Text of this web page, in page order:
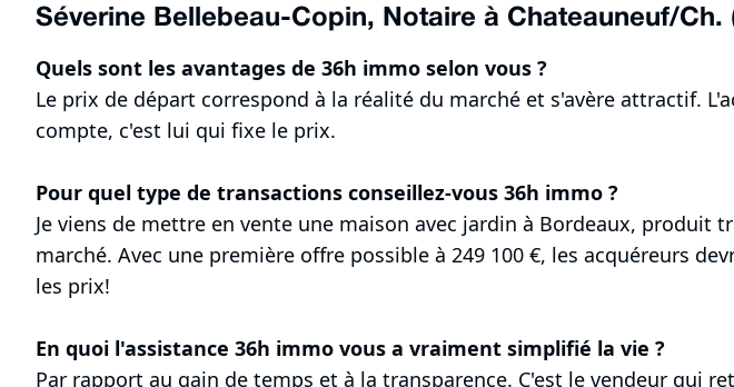
Séverine Bellebeau-Copin, Notaire à Chateauneuf/Ch.
Quels sont les avantages de 36h immo selon vous ?
Le prix de départ correspond à la réalité du marché et s'avère attractif.
compte, c'est lui qui fixe le prix.
Pour quel type de transactions conseillez-vous 36h immo ?
Je viens de mettre en vente une maison avec jardin à Bordeaux, produit
marché. Avec une première offre possible à 249 100 €, les acquéreurs
les prix!
En quoi l'assistance 36h immo vous a vraiment simplifié la vie ?
Par rapport au gain de temps et à la transparence. C'est le vendeur qui